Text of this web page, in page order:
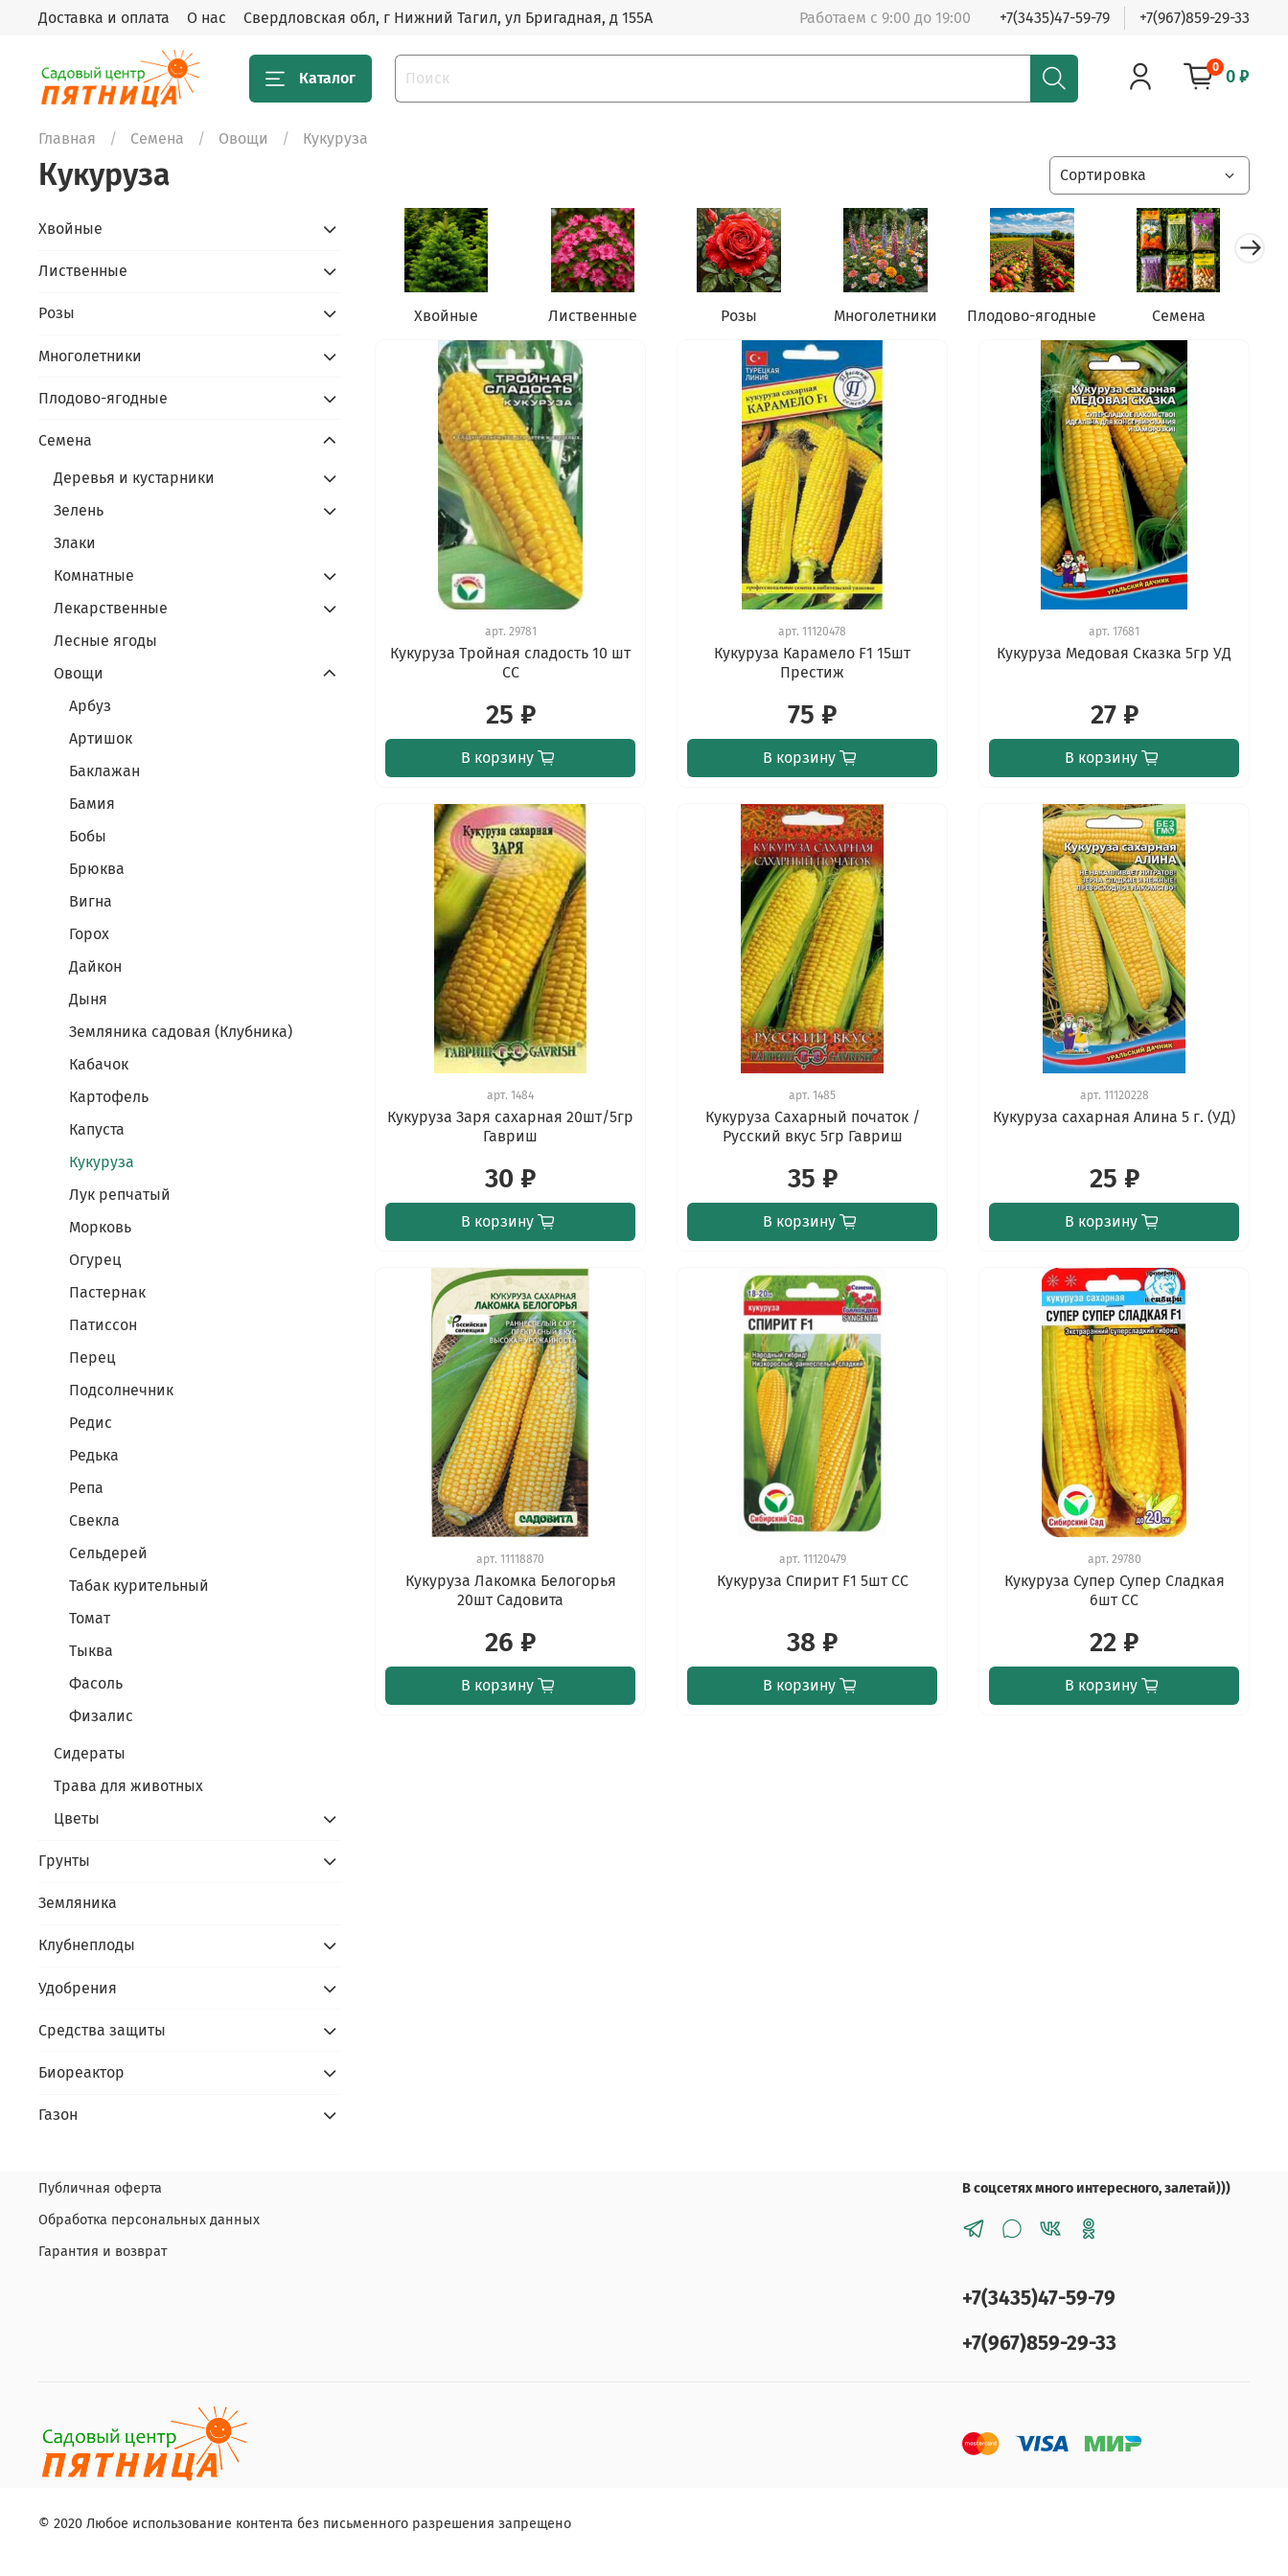
Доставка и оплата О нас Свердловская обл, г Нижний Тагил, ул Бригадная, д 155А Работаем с 9:00 до 19:00 +7(3435)47-59-79 +7(967)859-29-33
Каталог
0 0 ₽
Главная Семена Овощи Кукуруза
Кукуруза
Хвойные Лиственные Розы Многолетники Плодово-ягодные Семена
арт. 29781
Кукуруза Тройная сладость 10 шт
СС
25 ₽
В корзину
арт.11120478
Кукуруза Карамело F1 15шт
Престиж
75 ₽
В корзину
арт.17681
Кукуруза Медовая Сказка 5гр УД
27 ₽
В корзину
арт.1484
Кукуруза Заря сахарная 20шт/5гр
Гавриш
30 ₽
В корзину
арт.1485
Кукуруза Сахарный початок /
Русский вкус 5гр Гавриш
35 ₽
В корзину
арт. 11120228
Кукуруза сахарная Алина 5 г. (УД)
25 ₽
В корзину
арт.11118870
Кукуруза Лакомка Белогорья
20шт Садовита
26 ₽
В корзину
арт. 11120479
Кукуруза Спирит F1 5шт СС
38 ₽
В корзину
арт. 29780
Кукуруза Супер Супер Сладкая
6шт СС
22 ₽
В корзину
Хвойные
Лиственные
Розы
Многолетники
Плодово-ягодные
Семена
Деревья и кустарники
Зелень
Злаки
Комнатные
Лекарственные
Лесные ягоды
Овощи
Арбуз
Артишок
Баклажан
Бамия
Бобы
Брюква
Вигна
Горох
Дайкон
Дыня
Земляника садовая (Клубника)
Кабачок
Картофель
Капуста
Кукуруза
Лук репчатый
Морковь
Огурец
Пастернак
Патиссон
Перец
Подсолнечник
Редис
Редька
Репа
Свекла
Сельдерей
Табак курительный
Томат
Тыква
Фасоль
Физалис
Сидераты
Трава для животных
Цветы
Грунты
Земляника
Клубнеплоды
Удобрения
Средства защиты
Биореактор
Газон
Публичная оферта
Обработка персональных данных
Гарантия и возврат
В соцсетях много интересного, залетай)))
+7(3435)47-59-79
+7(967)859-29-33
© 2020 Любое использование контента без письменного разрешения запрещено